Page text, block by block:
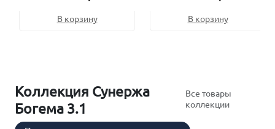
В корзину В корзину
Коллекция Сунержа
Богема 3.1
Все товары
коллекции